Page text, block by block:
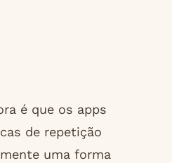
é que os apps
de repetição
uma forma